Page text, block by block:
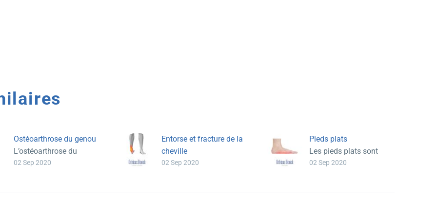
Ostéoarthrose du genou
L’ostéoarthrose du
genou, aussi appelée
02 Sep 2020
Entorse et fracture de la
cheville
Une fracture est une
02 Sep 2020
Pieds plats
Les pieds plats sont
caractérisés par des
02 Sep 2020